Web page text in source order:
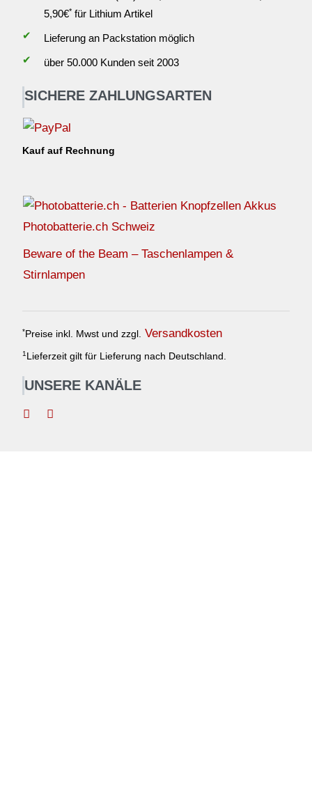
5,90€*für Lithium Artikel
✔
Lieferung an Packstation möglich
✔
über 50.000 Kunden seit 2003
SICHERE ZAHLUNGSARTEN
Kauf auf Rechnung
Photobatterie.ch Schweiz
Beware of the Beam – Taschenlampen &
Stirnlampen
* Preise inkl. Mwst und zzgl. Versandkosten
1 Lieferzeit gilt für Lieferung nach Deutschland.
UNSERE KANÄLE